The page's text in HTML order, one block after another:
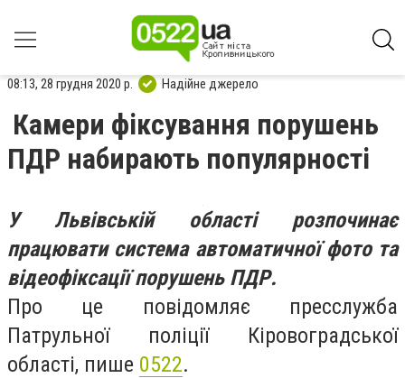
08:13, 28 грудня 2020 р. Надійне джерело
Камери фіксування порушень
ПДР набирають популярності
У Львівській області розпочинає
працювати система автоматичної фото та
відеофіксації порушень ПДР.
Про це повідомляє пресслужба
Патрульної поліції Кіровоградської
області, пише 0522.